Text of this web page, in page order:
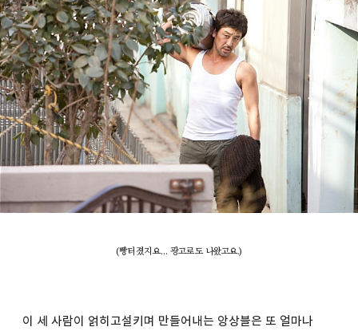
(빵터졌지요... 광고로도 나왔고요.)
이 세 사람이 얽히고설키며 만들어내는 앙상블은 또 얼마나